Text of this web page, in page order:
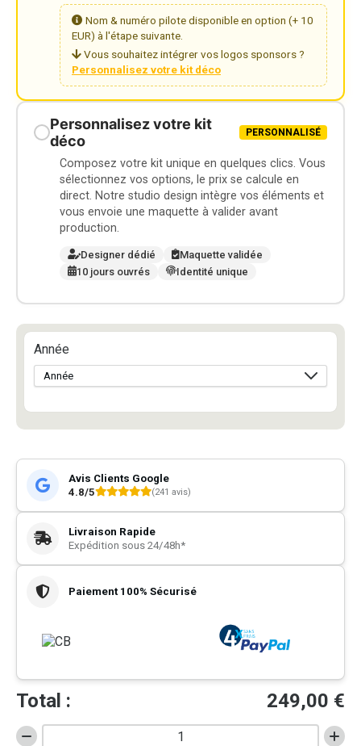
Nom & numéro pilote disponible en option (+ 10
EUR) à l'étape suivante.
Vous souhaitez intégrer vos logos sponsors ?
Personnalisez votre kit déco
Personnalisez votre kit
déco
PERSONNALISÉ
Composez votre kit unique en quelques clics. Vous
sélectionnez vos options, le prix se calcule en
direct. Notre studio design intègre vos éléments et
vous envoie une maquette à valider avant
production.
Designer dédié
Maquette validée
10 jours ouvrés
Identité unique
Année
Avis Clients Google
4.8/5
(241 avis)
Livraison Rapide
Expédition sous 24/48h*
Paiement 100% Sécurisé
Total : 249,00 €
quantité